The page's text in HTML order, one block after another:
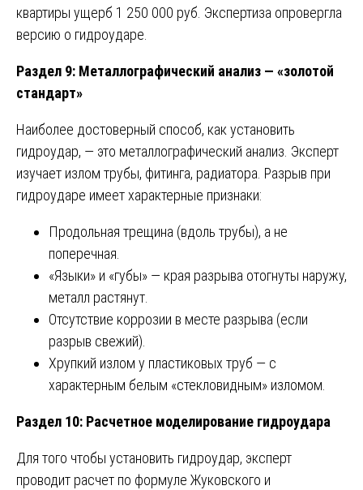
квартиры ущерб 1 250 000 руб. Экспертиза опровергла
версию о гидроударе.
Раздел 9: Металлографический анализ — «золотой
стандарт»
Наиболее достоверный способ, как установить
гидроудар, — это металлографический анализ. Эксперт
изучает излом трубы, фитинга, радиатора. Разрыв при
гидроударе имеет характерные признаки:
Продольная трещина (вдоль трубы), а не
поперечная.
«Языки» и «губы» — края разрыва отогнуты наружу,
металл растянут.
Отсутствие коррозии в месте разрыва (если
разрыв свежий).
Хрупкий излом у пластиковых труб — с
характерным белым «стекловидным» изломом.
Раздел 10: Расчетное моделирование гидроудара
Для того чтобы установить гидроудар, эксперт
проводит расчет по формуле Жуковского и